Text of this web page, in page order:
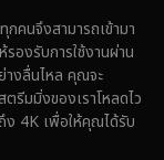
(61)
(219)
คนจึงสามารถเข้ามา
รองรับการใช้งานผ่าน
งลื่นไหล คุณจะ
รีมมิ่งของเราโหลดไว
ง 4K เพื่อให้คุณได้รับ